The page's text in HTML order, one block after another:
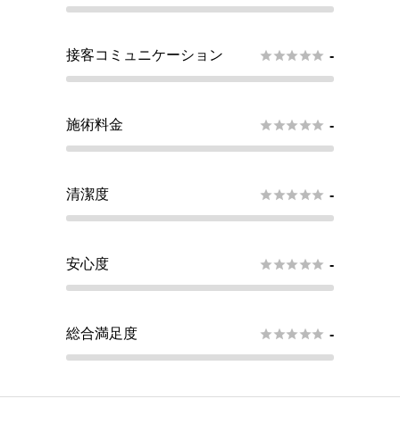
接客コミュニケーション  -
施術料金  -
清潔度  -
安心度  -
総合満足度  -